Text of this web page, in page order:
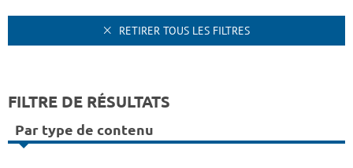
RETIRER TOUS LES FILTRES
FILTRE DE RÉSULTATS
Par type de contenu